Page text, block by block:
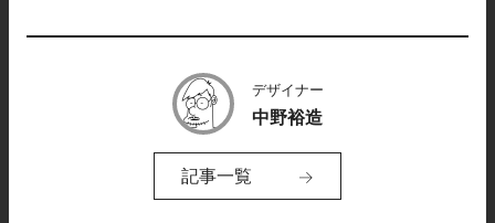
デザイナー
中野裕造
記事一覧